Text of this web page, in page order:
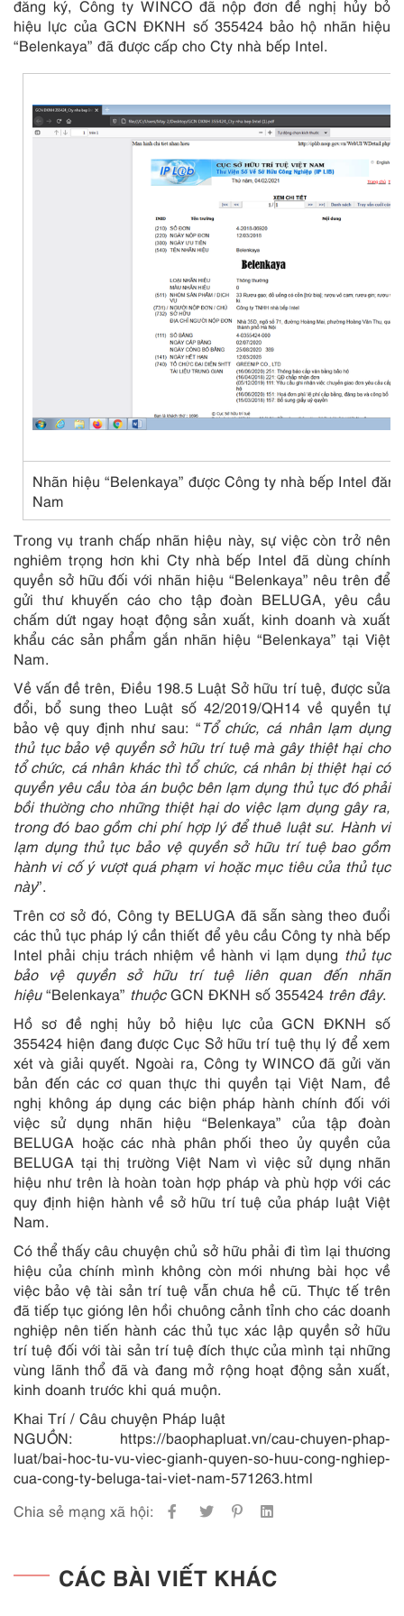
đăng ký, Công ty WINCO đã nộp đơn đề nghị hủy bỏ
hiệu lực của GCN ĐKNH số 355424 bảo hộ nhãn hiệu
“Belenkaya” đã được cấp cho Cty nhà bếp Intel.
Nhãn hiệu “Belenkaya” được Công ty nhà bếp Intel
Nam
Trong vụ tranh chấp nhãn hiệu này, sự việc còn trở nên
nghiêm trọng hơn khi Cty nhà bếp Intel đã dùng chính
quyền sở hữu đối với nhãn hiệu “Belenkaya” nêu trên để
gửi thư khuyến cáo cho tập đoàn BELUGA, yêu cầu
chấm dứt ngay hoạt động sản xuất, kinh doanh và xuất
khẩu các sản phẩm gắn nhãn hiệu “Belenkaya” tại Việt
Nam.
Về vấn đề trên, Điều 198.5 Luật Sở hữu trí tuệ, được sửa
đổi, bổ sung theo Luật số 42/2019/QH14 về quyền tự
bảo vệ quy định như sau: “Tổ chức, cá nhân lạm dụng
thủ tục bảo vệ quyền sở hữu trí tuệ mà gây thiệt hại cho
tổ chức, cá nhân khác thì tổ chức, cá nhân bị thiệt hại có
quyền yêu cầu tòa án buộc bên lạm dụng thủ tục đó phải
bồi thường cho những thiệt hại do việc lạm dụng gây ra,
trong đó bao gồm chi phí hợp lý để thuê luật sư. Hành vi
lạm dụng thủ tục bảo vệ quyền sở hữu trí tuệ bao gồm
hành vi cố ý vượt quá phạm vi hoặc mục tiêu của thủ tục
này”.
Trên cơ sở đó, Công ty BELUGA đã sẵn sàng theo đuổi
các thủ tục pháp lý cần thiết để yêu cầu Công ty nhà bếp
Intel phải chịu trách nhiệm về hành vi lạm dụng thủ tục
bảo vệ quyền sở hữu trí tuệ liên quan đến nhãn
hiệu“Belenkaya” thuộcGCN ĐKNH số 355424 trên đây.
Hồ sơ đề nghị hủy bỏ hiệu lực của GCN ĐKNH số
355424 hiện đang được Cục Sở hữu trí tuệ thụ lý để xem
xét và giải quyết. Ngoài ra, Công ty WINCO đã gửi văn
bản đến các cơ quan thực thi quyền tại Việt Nam, đề
nghị không áp dụng các biện pháp hành chính đối với
việc sử dụng nhãn hiệu “Belenkaya” của tập đoàn
BELUGA hoặc các nhà phân phối theo ủy quyền của
BELUGA tại thị trường Việt Nam vì việc sử dụng nhãn
hiệu như trên là hoàn toàn hợp pháp và phù hợp với các
quy định hiện hành về sở hữu trí tuệ của pháp luật Việt
Nam.
Có thể thấy câu chuyện chủ sở hữu phải đi tìm lại thương
hiệu của chính mình không còn mới nhưng bài học về
việc bảo vệ tài sản trí tuệ vẫn chưa hề cũ. Thực tế trên
đã tiếp tục gióng lên hồi chuông cảnh tỉnh cho các doanh
nghiệp nên tiến hành các thủ tục xác lập quyền sở hữu
trí tuệ đối với tài sản trí tuệ đích thực của mình tại những
vùng lãnh thổ đã và đang mở rộng hoạt động sản xuất,
kinh doanh trước khi quá muộn.
Khai Trí / Câu chuyện Pháp luật
NGUỒN: https://baophapluat.vn/cau-chuyen-phap-
luat/bai-hoc-tu-vu-viec-gianh-quyen-so-huu-cong-nghiep-
cua-cong-ty-beluga-tai-viet-nam-571263.html
Chia sẻ mạng xã hội:
CÁC BÀI VIẾT KHÁC